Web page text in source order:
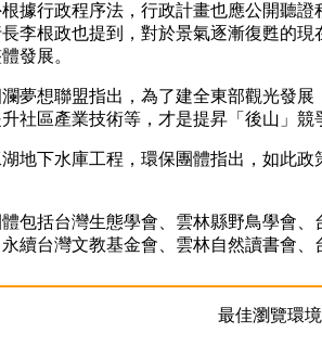
據行政程序法，行政計畫也應公開聽
李根政也提到，對於景氣逐漸復甦的
發展。
想聯盟指出，為了建全東部觀光發展
社區產業技術等，才是提昇「後山」競
下水庫工程，環保團體指出，如此政
括台灣生態學會、雲林縣野鳥學會、
續台灣文教基金會、雲林自然讀書會、
最佳瀏覽環